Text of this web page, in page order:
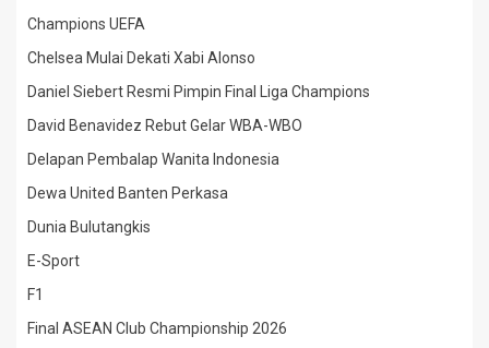
Champions UEFA
Chelsea Mulai Dekati Xabi Alonso
Daniel Siebert Resmi Pimpin Final Liga Champions
David Benavidez Rebut Gelar WBA-WBO
Delapan Pembalap Wanita Indonesia
Dewa United Banten Perkasa
Dunia Bulutangkis
E-Sport
F1
Final ASEAN Club Championship 2026